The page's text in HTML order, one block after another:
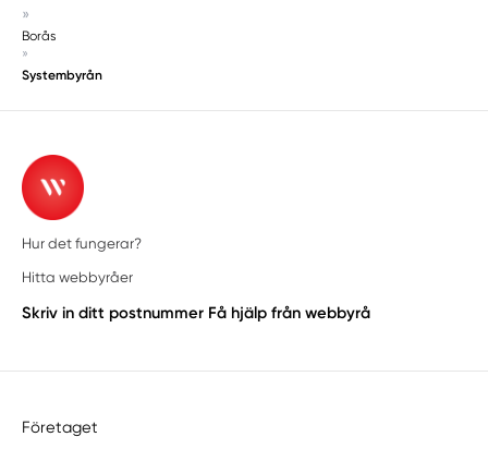
»
Borås
»
Systembyrån
Hur det fungerar?
Hitta webbyråer
Skriv in ditt postnummer Få hjälp från webbyrå
Företaget